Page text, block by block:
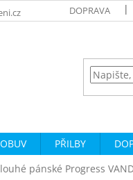
DOPRAVA
OBUV PŘILBY
pánské Progress